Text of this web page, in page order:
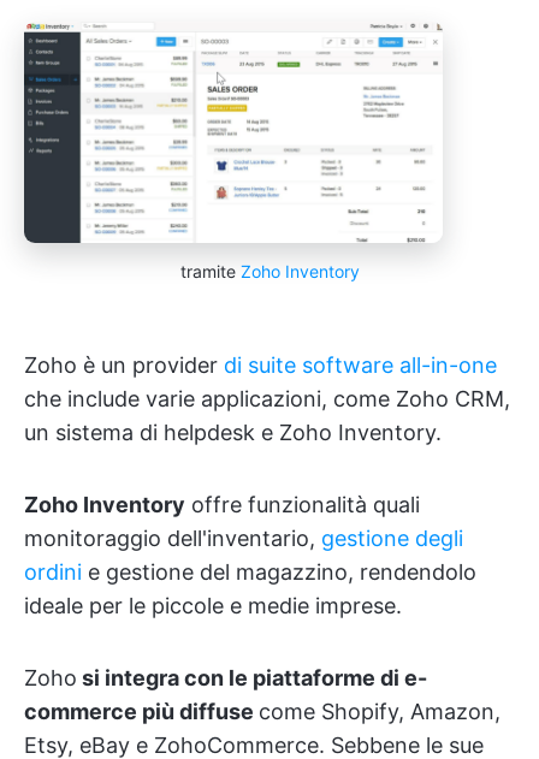
tramite Zoho Inventory
Zoho è un provider di suite software all-in-one
che include varie applicazioni, come Zoho CRM,
un sistema di helpdesk e Zoho Inventory.
Zoho Inventory offre funzionalità quali
monitoraggio dell'inventario, gestione degli
ordini e gestione del magazzino, rendendolo
ideale per le piccole e medie imprese.
Zoho si integra con le piattaforme di e-
commerce più diffuse come Shopify, Amazon,
Etsy, eBay e ZohoCommerce. Sebbene le sue